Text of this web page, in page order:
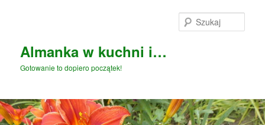
Almanka w kuchni i…
Gotowanie to dopiero początek!